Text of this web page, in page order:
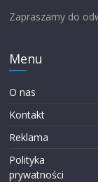
Zapraszamy do
Menu
O nas
Kontakt
Reklama
Polityka
prywatności